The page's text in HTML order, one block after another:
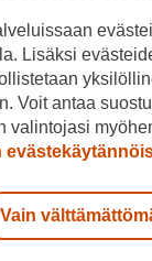
Koko
38
Lisäksi
Voit antaa
valintojasi
Vain